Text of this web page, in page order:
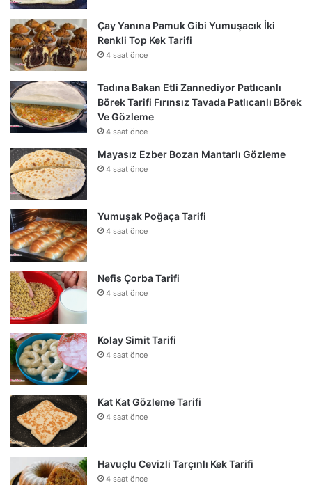
Çay Yanına Pamuk Gibi Yumuşacık İki
Renkli Top Kek Tarifi
4 saat önce
Tadına Bakan Etli Zannediyor Patlıcanlı
Börek Tarifi Fırınsız Tavada Patlıcanlı Börek
Ve Gözleme
4 saat önce
Mayasız Ezber Bozan Mantarlı Gözleme
4 saat önce
Yumuşak Poğaça Tarifi
4 saat önce
Nefis Çorba Tarifi
4 saat önce
Kolay Simit Tarifi
4 saat önce
Kat Kat Gözleme Tarifi
4 saat önce
Havuçlu Cevizli Tarçınlı Kek Tarifi
4 saat önce